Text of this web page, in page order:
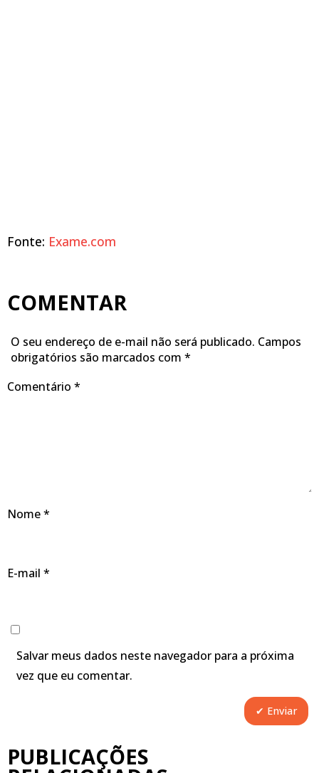
Fonte: Exame.com
COMENTAR
O seu endereço de e-mail não será publicado. Campos
obrigatórios são marcados com *
Comentário *
Nome*
E-mail *
Salvar meus dados neste navegador para a próxima
vez que eu comentar.
PUBLICAÇÕES